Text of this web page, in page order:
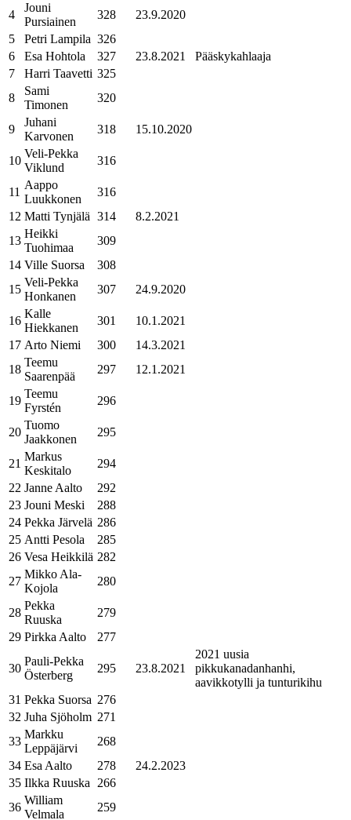
4
Jouni
Pursiainen
328
23.9.2020
5
Petri Lampila 326
6
Esa Hohtola 327 23.8.2021
Pääskykahlaaja
7
Harri Taavetti 325
8
Sami
Timonen
320
9
Juhani
Karvonen
318 15.10.2020
10
Veli-Pekka
Viklund
316
11
Aappo
Luukkonen
316
12 Matti Tynjälä 314
8.2.2021
13
Heikki
Tuohimaa
309
14 Ville Suorsa
308
15
Veli-Pekka
Honkanen
307 24.9.2020
16
Kalle
Hiekkanen
301
10.1.2021
17 Arto Niemi 300
14.3.2021
18
Teemu
Saarenpää
297 12.1.2021
19
Teemu
Fyrstén
296
20
Tuomo
Jaakkonen
295
21
Markus
Keskitalo
294
22 Janne Aalto
292
23 Jouni Meski
288
24 Pekka Järvelä 286
25 Antti Pesola
285
26 Vesa Heikkilä 282
27
Mikko Ala-
Kojola
280
28
Pekka
Ruuska
279
29 Pirkka Aalto 277
30
Pauli-Pekka
Österberg
295 23.8.2021
2021 uusia
pikkukanadanhanhi,
aavikkotylli ja tunturikihu
31 Pekka Suorsa 276
32 Juha Sjöholm 271
33
Markku
Leppäjärvi
268
34 Esa Aalto 278
24.2.2023
35 Ilkka Ruuska
266
36
William
Velmala
259